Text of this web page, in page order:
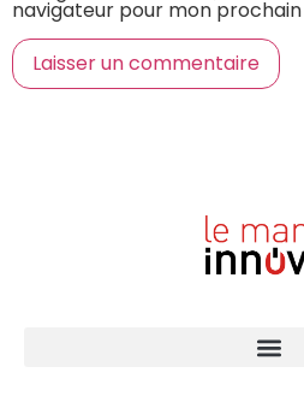
navigateur pour mon